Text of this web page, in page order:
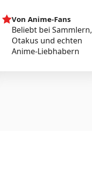
Von Anime-Fans
Beliebt bei Sammlern,
Otakus und echten
Anime-Liebhabern